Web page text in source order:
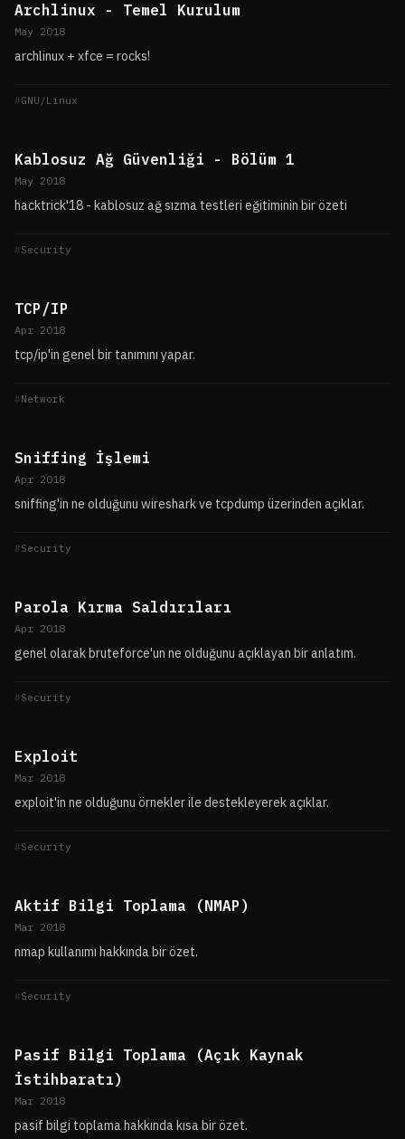
Archlinux - Temel Kurulum
May 2018
archlinux + xfce = rocks!
GNU/Linux
Kablosuz Ağ Güvenliği - Bölüm 1
May 2018
hacktrick'18 - kablosuz ağ sızma testleri eğitiminin bir özeti
Security
TCP/IP
Apr 2018
tcp/ip'in genel bir tanımını yapar.
Network
Sniffing İşlemi
Apr 2018
sniffing'in ne olduğunu wireshark ve tcpdump üzerinden açıklar.
Security
Parola Kırma Saldırıları
Apr 2018
genel olarak bruteforce'un ne olduğunu açıklayan bir anlatım.
Security
Exploit
Mar 2018
exploit'in ne olduğunu örnekler ile destekleyerek açıklar.
Security
Aktif Bilgi Toplama (NMAP)
Mar 2018
nmap kullanımı hakkında bir özet.
Security
Pasif Bilgi Toplama (Açık Kaynak
İstihbaratı)
Mar 2018
pasif bilgi toplama hakkında kısa bir özet.